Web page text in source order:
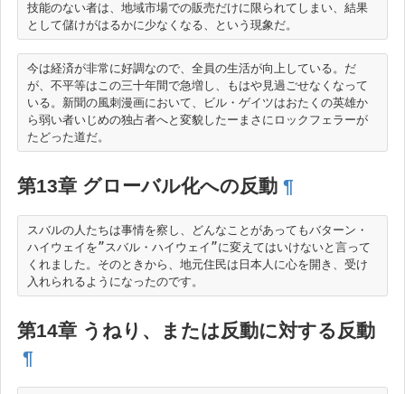
技能のない者は、地域市場での販売だけに限られてしまい、結果
今は経済が非常に好調なので、全員の生活が向上している。だ
が、不平等はこの三十年間で急増し、もはや見過ごせなくなって
いる。新聞の風刺漫画において、ビル・ゲイツはおたくの英雄か
ら弱い者いじめの独占者へと変貌したーまさにロックフェラーが
第13章 グローバル化への反動 ¶
スバルの人たちは事情を察し、どんなことがあってもバターン・
ハイウェイを”スバル・ハイウェイ”に変えてはいけないと言って
くれました。そのときから、地元住民は日本人に心を開き、受け
第14章 うねり、または反動に対する反動
¶